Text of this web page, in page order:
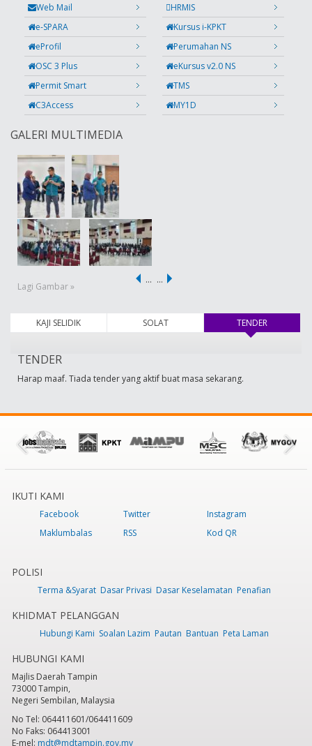
Web Mail
HRMIS
e-SPARA
Kursus i-KPKT
eProfil
Perumahan NS
OSC 3 Plus
eKursus v2.0 NS
Permit Smart
TMS
C3Access
MY1D
GALERI MULTIMEDIA
Lagi Gambar »
… …
KAJI SELIDIK SOLAT TENDER
TENDER
Harap maaf. Tiada tender yang aktif buat masa sekarang.
IKUTI KAMI
Facebook Twitter
Instagram
Maklumbalas
RSS Kod QR
POLISI
Terma &Syarat Dasar Privasi Dasar Keselamatan Penafian
KHIDMAT PELANGGAN
Hubungi Kami Soalan Lazim Pautan Bantuan Peta Laman
HUBUNGI KAMI
Majlis Daerah Tampin
73000 Tampin,
Negeri Sembilan, Malaysia
No Tel: 064411601/064411609
No Faks: 064413001
E-mel: mdt@mdtampin.gov.my